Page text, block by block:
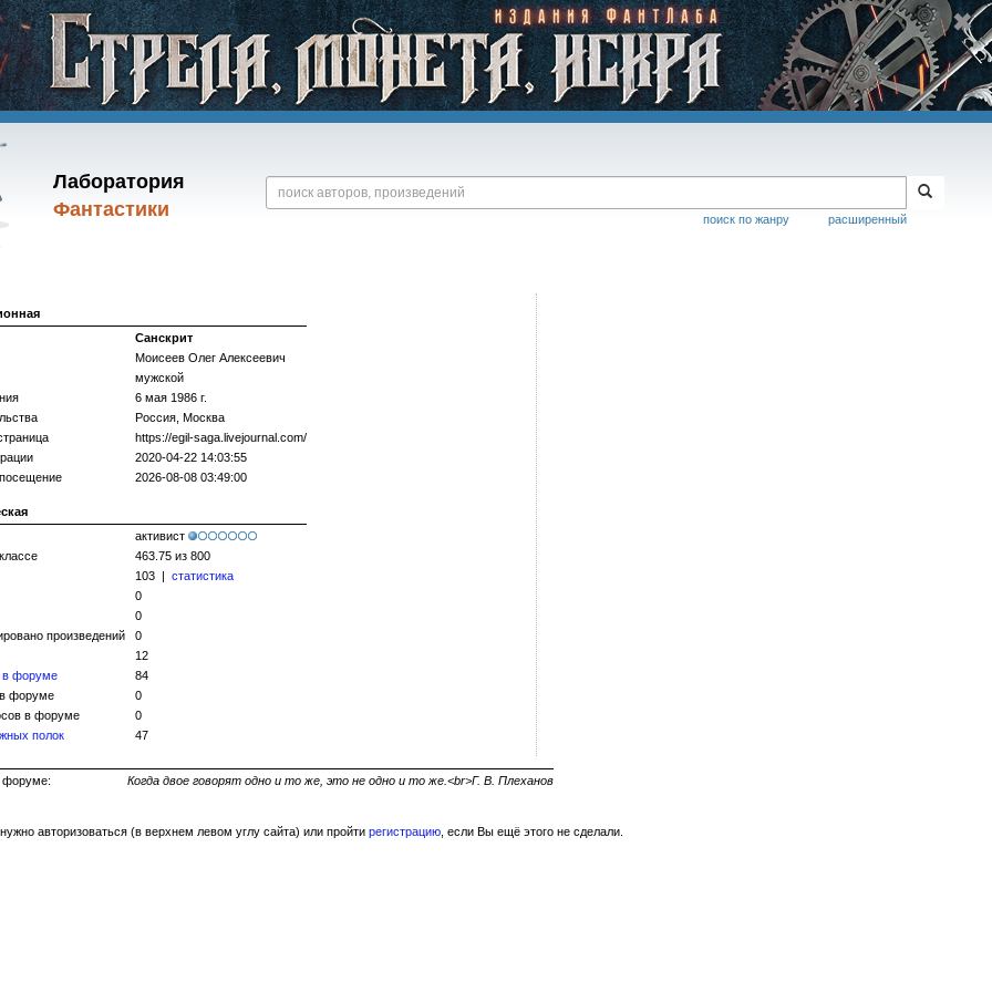
Лаборатория
Фантастики
расширенный
поиск по жанру
Санскрит
Моисеев Олег Алексеевич
мужской
6 мая 1986 г.
Россия, Москва
https://­egil-saga.livejournal.com/­
2020-04-22 14:03:55
2026-08-08 03:49:00
активист
463.75 из 800
103 | статистика
0
0
произведений
0
12
форуме
84
форуме
0
в форуме
0
полок
47
на форуме: Когда двое говорят одно и то же, это не одно и то же.<br>Г. В. Плеханов
авторизоваться (в верхнем левом углу сайта) или пройти регистрацию , если Вы ещё этого не сделали.